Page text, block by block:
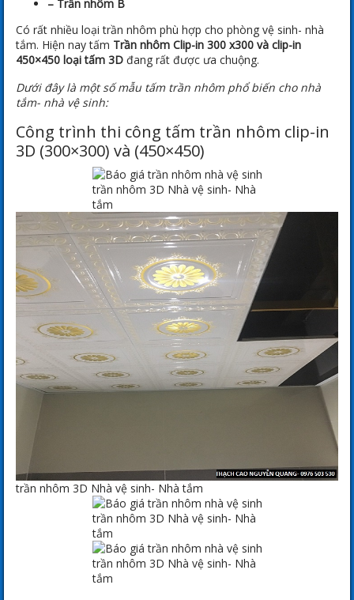
– Trần nhôm B
Có rất nhiều loại trần nhôm phù hợp cho phòng vệ sinh- nhà
tắm. Hiện nay tấm Trần nhôm Clip-in 300 x300 và clip-in
450×450 loại tấm 3D đang rất được ưa chuộng.
Dưới đây là một số mẫu tấm trần nhôm phổ biến cho nhà
tắm- nhà vệ sinh:
Công trình thi công tấm trần nhôm clip-in
3D (300×300) và (450×450)
trần nhôm 3D Nhà vệ sinh- Nhà
tắm
trần nhôm 3D Nhà vệ sinh- Nhà tắm
trần nhôm 3D Nhà vệ sinh- Nhà
tắm
trần nhôm 3D Nhà vệ sinh- Nhà
tắm